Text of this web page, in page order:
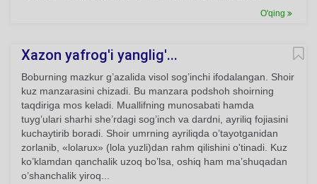
O'qing
Xazon yafrog'i yanglig'...
Boburning mazkur g’azalida visol sog’inchi ifodalangan. Shoir
kuz manzarasini chizadi. Bu manzara podshoh shoirning
taqdiriga mos keladi. Muallifning munosabati hamda
tuyg’ulari sharhi she’rdagi sog’inch va dardni, ayriliq fojiasini
kuchaytirib boradi. Shoir umrning ayriliqda o’tayotganidan
zorlanib, «lolarux» (lola yuzli)dan rahm qilishini o'tinadi. Kuz
ko’klamdan qanchalik uzoq bo’lsa, oshiq ham ma’shuqadan
o’shanchalik yiroq...